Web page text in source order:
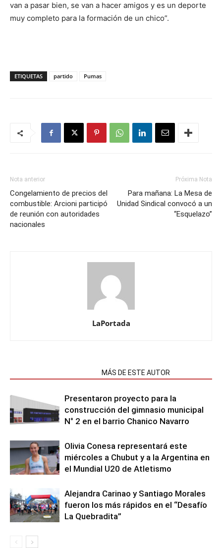
van a pasar bien, se van a hacer amigos y es un deporte
muy completo para la formación de un chico”.
ETIQUETAS partido Pumas
Nota anterior
Congelamiento de precios del
combustible: Arcioni participó
de reunión con autoridades
nacionales
Próxima Nota
Para mañana: La Mesa de
Unidad Sindical convocó a un
“Esquelazo”
LaPortada
MÁS DE ESTE AUTOR
Presentaron proyecto para la
construcción del gimnasio municipal
N° 2 en el barrio Chanico Navarro
Olivia Conesa representará este
miércoles a Chubut y a la Argentina en
el Mundial U20 de Atletismo
Alejandra Carinao y Santiago Morales
fueron los más rápidos en el “Desafío
La Quebradita”